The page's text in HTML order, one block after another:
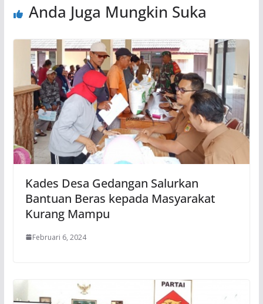
Anda Juga Mungkin Suka
Kades Desa Gedangan Salurkan
Bantuan Beras kepada Masyarakat
Kurang Mampu
Februari 6, 2024